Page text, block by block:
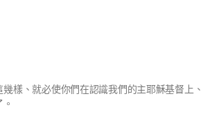
樣、就必使你們在認識我們的主耶穌基督上、